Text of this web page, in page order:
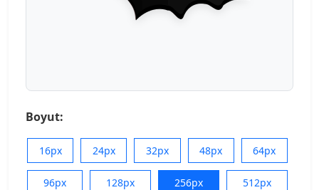
Boyut:
16px 24px 32px 48px 64px
96px 128px 256px 512px